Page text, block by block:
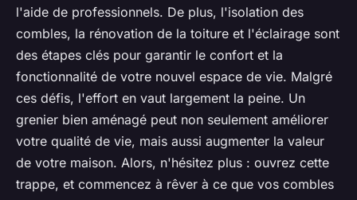
l'aide de professionnels. De plus, l'isolation des
combles, la rénovation de la toiture et l'éclairage sont
des étapes clés pour garantir le confort et la
fonctionnalité de votre nouvel espace de vie. Malgré
ces défis, l'effort en vaut largement la peine. Un
grenier bien aménagé peut non seulement améliorer
votre qualité de vie, mais aussi augmenter la valeur
de votre maison. Alors, n'hésitez plus : ouvrez cette
trappe, et commencez à rêver à ce que vos combles